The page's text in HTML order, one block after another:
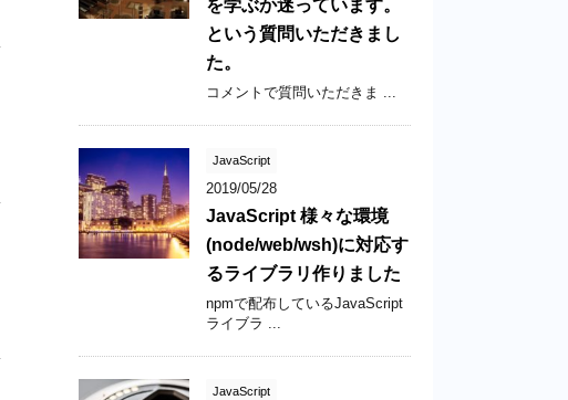
を学ぶか迷っています。
という質問いただきまし
た。
コメントで質問いただきま ...
JavaScript
2019/05/28
JavaScript 様々な環境
(node/web/wsh)に対応す
るライブラリ作りました
npmで配布しているJavaScript
ライブラ ...
JavaScript